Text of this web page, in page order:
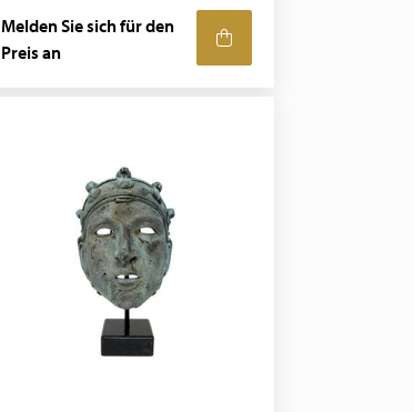
Melden Sie sich für den
Preis an